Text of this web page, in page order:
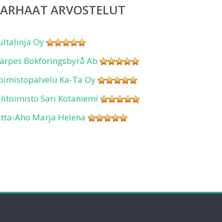
ARVOSTELUT
Oy
Bokföringsbyrå Ab
Ka-Ta Oy
Sari Kotaniemi
Aho Marja Helena